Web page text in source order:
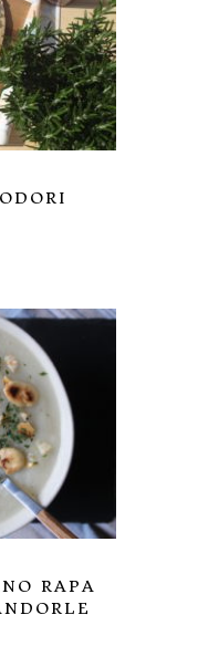
RAPA